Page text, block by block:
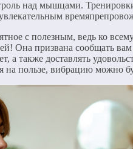
над мышцами.
с полезным, ведь ко
Она призвана сообщать вам
а также доставлять
на пользе, вибрацию можно